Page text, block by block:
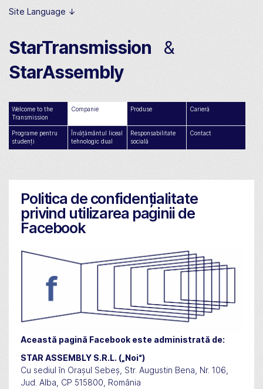
Site Language ↓
StarTransmission
&
StarAssembly
Welcome to the
Transmission
Companie Produse Carieră
Programe pentru
studenți
Învățământul liceal
tehnologic dual
Responsabilitate
socială
Contact
Politica de confidențialitate
privind utilizarea paginii de
Facebook
Această pagină Facebook este administrată de:
STAR ASSEMBLY S.R.L. („Noi“)
Cu sediul în Orașul Sebeș, Str. Augustin Bena, Nr. 106,
Jud. Alba, CP 515800, România